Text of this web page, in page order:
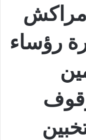
مراكش
رؤساء